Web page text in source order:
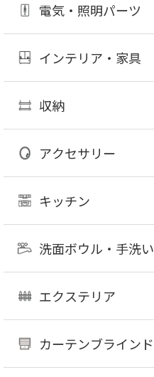
電気・照明パーツ
インテリア・家具
収納
アクセサリー
キッチン
洗面ボウル・手洗い
エクステリア
カーテンブラインド